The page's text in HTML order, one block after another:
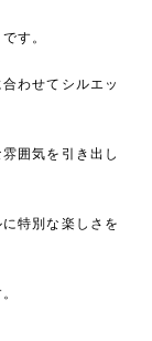
す。
わせてシルエッ
囲気を引き出し
特別な楽しさを